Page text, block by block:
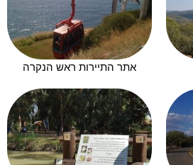
אתר התיירות ראש הנקרה